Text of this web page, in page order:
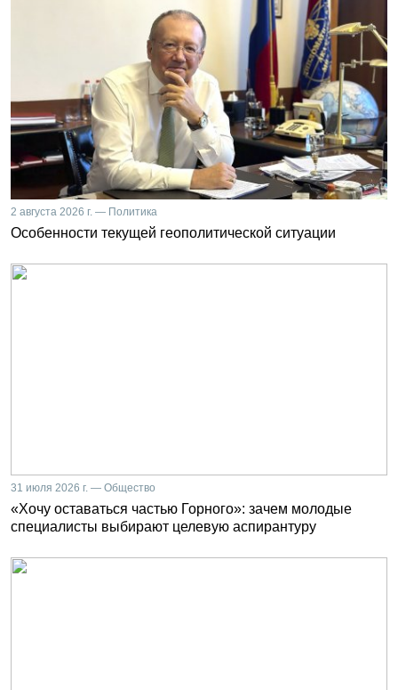
2 августа 2026 г. — Политика
Особенности текущей геополитической ситуации
31 июля 2026 г. — Общество
«Хочу оставаться частью Горного»: зачем молодые
специалисты выбирают целевую аспирантуру